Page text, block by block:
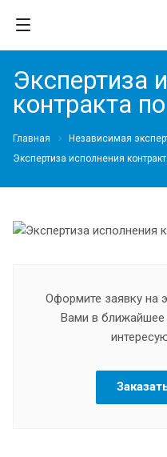
Экспертиза
контракта
Главная
Независимая
Экспертиза исполнения
Оформите заявку на
Вами в ближайшее